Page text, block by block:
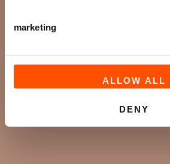
marketing
ALLOW ALL
DENY